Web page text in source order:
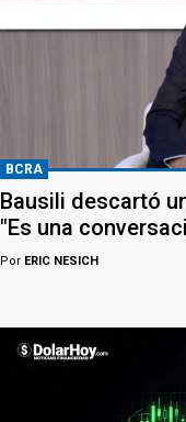
BCRA
Bausili descartó
"Es una
Por ERIC NESICH